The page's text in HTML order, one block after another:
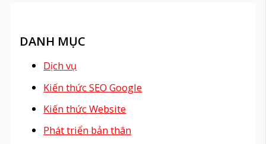
DANH MỤC
Dịch vụ
Kiến thức SEO Google
Kiến thức Website
Phát triển bản thân